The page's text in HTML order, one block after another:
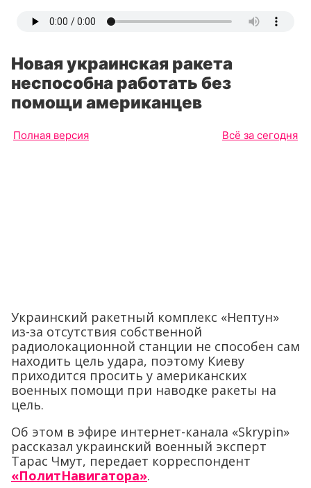
Новая украинская ракета
неспособна работать без
помощи американцев
Полная версия Всё за сегодня
Украинский ракетный комплекс «Нептун»
из-за отсутствия собственной
радиолокационной станции не способен сам
находить цель удара, поэтому Киеву
приходится просить у американских
военных помощи при наводке ракеты на
цель.
Об этом в эфире интернет-канала «Skrypin»
рассказал украинский военный эксперт
Тарас Чмут, передает корреспондент
«ПолитНавигатора».